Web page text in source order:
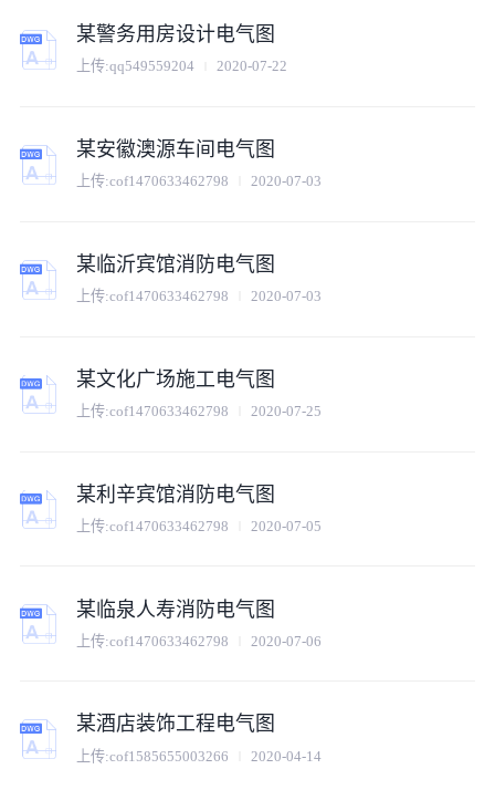
某警务用房设计电气图
上传:qq549559204 2020-07-22
某安徽澳源车间电气图
上传:cof1470633462798 2020-07-03
某临沂宾馆消防电气图
上传:cof1470633462798 2020-07-03
某文化广场施工电气图
上传:cof1470633462798 2020-07-25
某利辛宾馆消防电气图
上传:cof1470633462798 2020-07-05
某临泉人寿消防电气图
上传:cof1470633462798 2020-07-06
某酒店装饰工程电气图
上传:cof1585655003266 2020-04-14